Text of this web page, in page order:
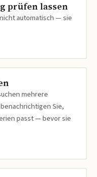
prüfen lassen
automatisch — sie
mehrere
Sie,
passt — bevor sie